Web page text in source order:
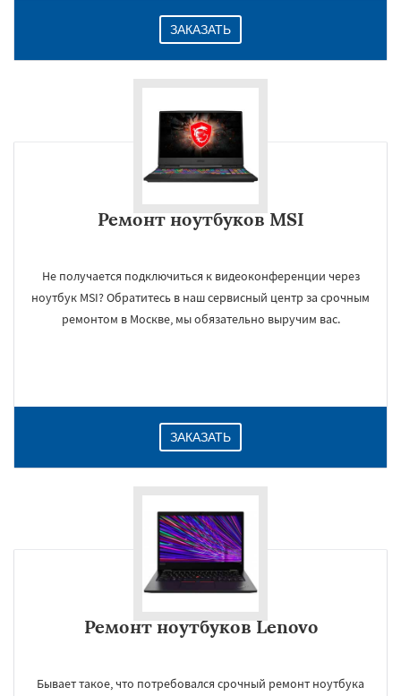
ЗАКАЗАТЬ
Ремонт ноутбуков MSI
Не получается подключиться к видеоконференции через
ноутбук MSI? Обратитесь в наш сервисный центр за срочным
ремонтом в Москве, мы обязательно выручим вас.
ЗАКАЗАТЬ
Ремонт ноутбуков Lenovo
Бывает такое, что потребовался срочный ремонт ноутбука